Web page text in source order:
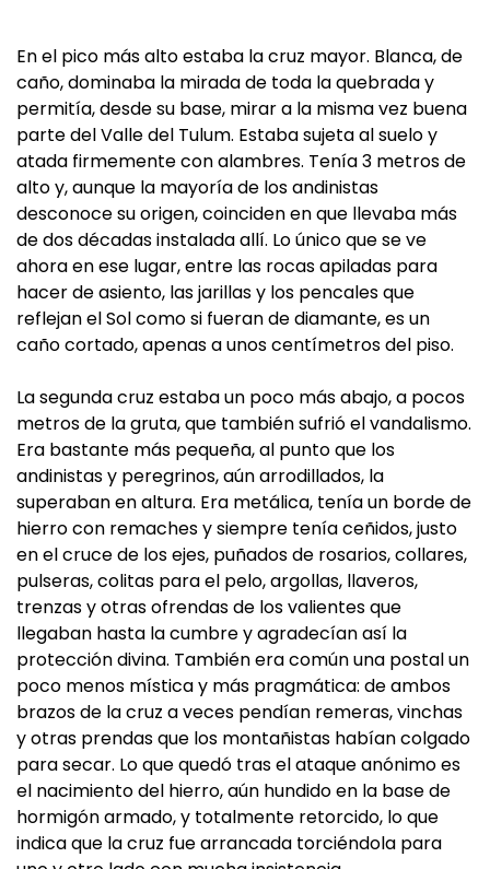
En el pico más alto estaba la cruz mayor. Blanca, de
caño, dominaba la mirada de toda la quebrada y
permitía, desde su base, mirar a la misma vez buena
parte del Valle del Tulum. Estaba sujeta al suelo y
atada firmemente con alambres. Tenía 3 metros de
alto y, aunque la mayoría de los andinistas
desconoce su origen, coinciden en que llevaba más
de dos décadas instalada allí. Lo único que se ve
ahora en ese lugar, entre las rocas apiladas para
hacer de asiento, las jarillas y los pencales que
reflejan el Sol como si fueran de diamante, es un
caño cortado, apenas a unos centímetros del piso.
La segunda cruz estaba un poco más abajo, a pocos
metros de la gruta, que también sufrió el vandalismo.
Era bastante más pequeña, al punto que los
andinistas y peregrinos, aún arrodillados, la
superaban en altura. Era metálica, tenía un borde de
hierro con remaches y siempre tenía ceñidos, justo
en el cruce de los ejes, puñados de rosarios, collares,
pulseras, colitas para el pelo, argollas, llaveros,
trenzas y otras ofrendas de los valientes que
llegaban hasta la cumbre y agradecían así la
protección divina. También era común una postal un
poco menos mística y más pragmática: de ambos
brazos de la cruz a veces pendían remeras, vinchas
y otras prendas que los montañistas habían colgado
para secar. Lo que quedó tras el ataque anónimo es
el nacimiento del hierro, aún hundido en la base de
hormigón armado, y totalmente retorcido, lo que
indica que la cruz fue arrancada torciéndola para